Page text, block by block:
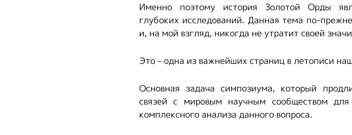
Именно поэтому история Золотой Орды
глубоких исследований. Данная тема по-
и, на мой взгляд, никогда не утратит своей
Это – одна из важнейших страниц в летописи
Основная задача симпозиума, который
связей с мировым научным сообществом для
комплексного анализа данного вопроса.